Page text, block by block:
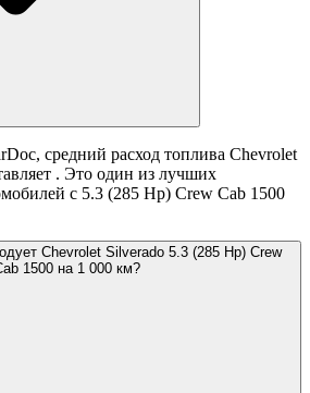
средний расход топлива Chevrolet
. Это один из лучших
с 5.3 (285 Hp) Crew Cab 1500
Chevrolet Silverado 5.3 (285 Hp) Crew
1500 на 1 000 км?